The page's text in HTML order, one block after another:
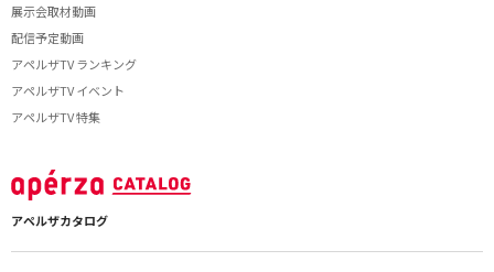
展示会取材動画
配信予定動画
アペルザTV ランキング
アペルザTV イベント
アペルザTV 特集
アペルザカタログ